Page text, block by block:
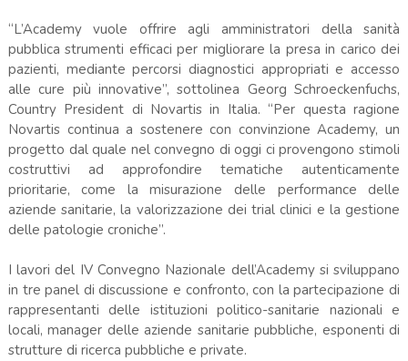
“L’Academy vuole offrire agli amministratori della sanità
pubblica strumenti efficaci per migliorare la presa in carico dei
pazienti, mediante percorsi diagnostici appropriati e accesso
alle cure più innovative”, sottolinea Georg Schroeckenfuchs,
Country President di Novartis in Italia. “Per questa ragione
Novartis continua a sostenere con convinzione Academy, un
progetto dal quale nel convegno di oggi ci provengono stimoli
costruttivi ad approfondire tematiche autenticamente
prioritarie, come la misurazione delle performance delle
aziende sanitarie, la valorizzazione dei trial clinici e la gestione
delle patologie croniche”.
I lavori del IV Convegno Nazionale dell’Academy si sviluppano
in tre panel di discussione e confronto, con la partecipazione di
rappresentanti delle istituzioni politico-sanitarie nazionali e
locali, manager delle aziende sanitarie pubbliche, esponenti di
strutture di ricerca pubbliche e private.